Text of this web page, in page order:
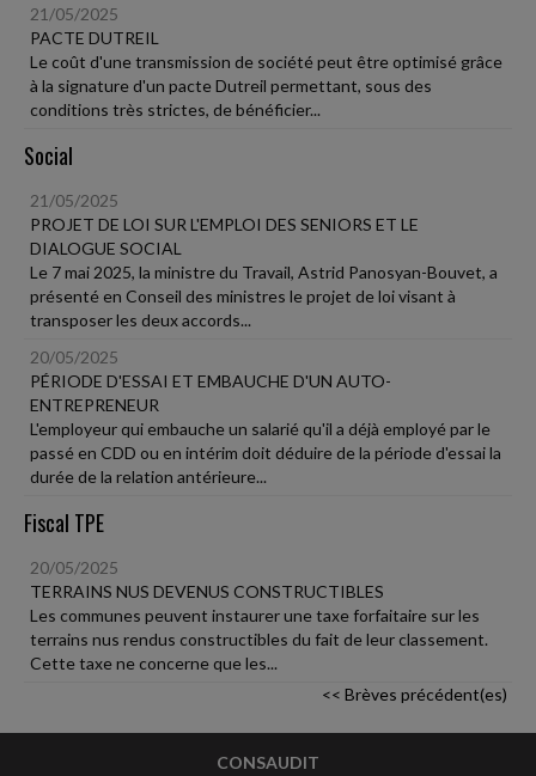
21/05/2025
PACTE DUTREIL
Le coût d'une transmission de société peut être optimisé grâce
à la signature d'un pacte Dutreil permettant, sous des
conditions très strictes, de bénéficier...
Social
21/05/2025
PROJET DE LOI SUR L'EMPLOI DES SENIORS ET LE
DIALOGUE SOCIAL
Le 7 mai 2025, la ministre du Travail, Astrid Panosyan-Bouvet, a
présenté en Conseil des ministres le projet de loi visant à
transposer les deux accords...
20/05/2025
PÉRIODE D'ESSAI ET EMBAUCHE D'UN AUTO-
ENTREPRENEUR
L'employeur qui embauche un salarié qu'il a déjà employé par le
passé en CDD ou en intérim doit déduire de la période d'essai la
durée de la relation antérieure...
Fiscal TPE
20/05/2025
TERRAINS NUS DEVENUS CONSTRUCTIBLES
Les communes peuvent instaurer une taxe forfaitaire sur les
terrains nus rendus constructibles du fait de leur classement.
Cette taxe ne concerne que les...
<< Brèves précédent(es)
CONSAUDIT